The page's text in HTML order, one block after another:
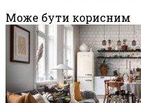
Може бути корисним